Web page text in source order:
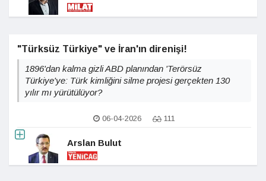
"Türksüz Türkiye" ve İran'ın direnişi!
1896'dan kalma gizli ABD planından 'Terörsüz
Türkiye'ye: Türk kimliğini silme projesi gerçekten 130
yılır mı yürütülüyor?
06-04-2026 111
Arslan Bulut